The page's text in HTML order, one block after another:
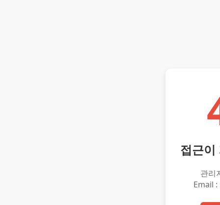
접근이
관리
Email